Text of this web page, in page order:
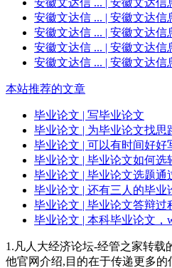
安徽文达信 ... | 安徽文达信
安徽文达信 ... | 安徽文达信
安徽文达信 ... | 安徽文达信
安徽文达信 ... | 安徽文达信
本站推荐的文章
毕业论文 | 写毕业论文
毕业论文 | 为毕业论文找思
毕业论文 | 可以有时间好好
毕业论文 | 毕业论文如何选
毕业论文 | 毕业论文选题通
毕业论文 | 还有三人的毕业
毕业论文 | 毕业论文答辩过
毕业论文 | 本科毕业论文，
1.凡人大经济论坛-经管之家转载
他官网介绍,目的在于传递更多